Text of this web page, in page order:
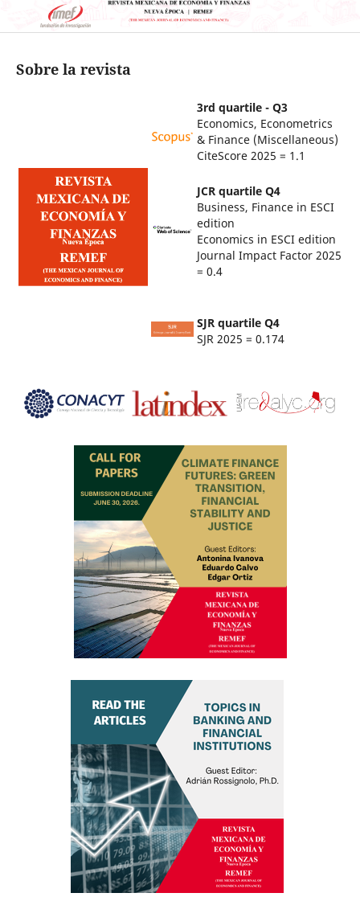
Sobre la revista
3rd quartile - Q3
Economics, Econometrics
& Finance (Miscellaneous)
CiteScore 2025 = 1.1
JCR quartile Q4
Business, Finance in ESCI
edition
Economics in ESCI edition
Journal Impact Factor 2025
= 0.4
SJR quartile Q4
SJR 2025 = 0.174